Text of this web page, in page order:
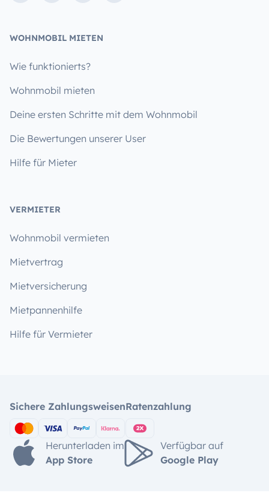
WOHNMOBIL MIETEN
Wie funktionierts?
Wohnmobil mieten
Deine ersten Schritte mit dem Wohnmobil
Die Bewertungen unserer User
Hilfe für Mieter
VERMIETER
Wohnmobil vermieten
Mietvertrag
Mietversicherung
Mietpannenhilfe
Hilfe für Vermieter
Sichere ZahlungsweisenRatenzahlung
Herunterladen im
App Store
Verfügbar auf
Google Play